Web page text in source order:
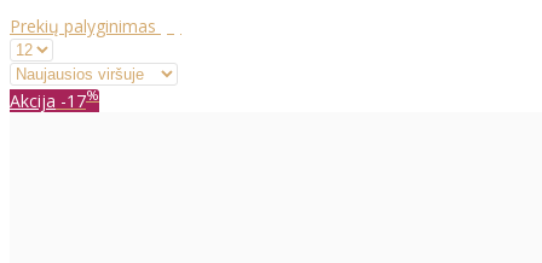
Prekių palyginimas
Akcija -17%